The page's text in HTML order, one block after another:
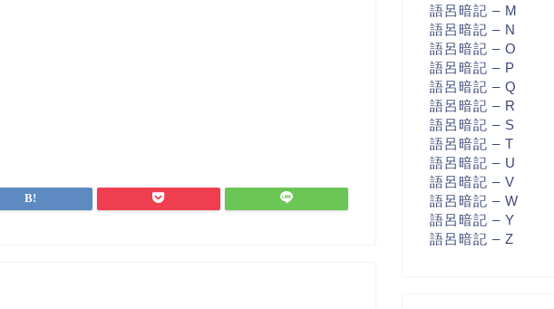
語呂暗記 – M
語呂暗記 – N
語呂暗記 – O
語呂暗記 – P
語呂暗記 – Q
語呂暗記 – R
語呂暗記 – S
語呂暗記 – T
語呂暗記 – U
語呂暗記 – V
語呂暗記 – W
語呂暗記 – Y
語呂暗記 – Z